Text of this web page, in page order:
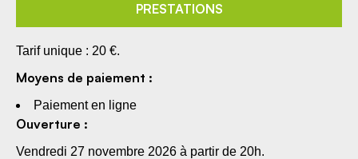
PRESTATIONS
Tarif unique : 20 €.
Moyens de paiement :
Paiement en ligne
Ouverture :
Vendredi 27 novembre 2026 à partir de 20h.